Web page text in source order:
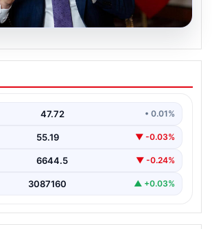
Savunma Anlaşması ve
Vizyonu
hedefleyen yeni bir girişim
47.72 • 0.01%
55.19 ▼ -0.03%
6644.5 ▼ -0.24%
3087160 ▲ +0.03%